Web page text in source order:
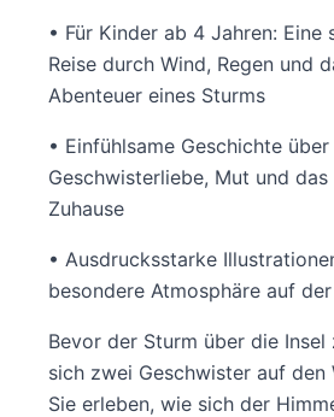
• Für Kinder ab 4 Jahren: Eine
Reise durch Wind, Regen und
Abenteuer eines Sturms
• Einfühlsame Geschichte über
Geschwisterliebe, Mut und
Zuhause
• Ausdrucksstarke
besondere Atmosphäre auf
Bevor der Sturm über die Insel
sich zwei Geschwister auf den
Sie erleben, wie sich der